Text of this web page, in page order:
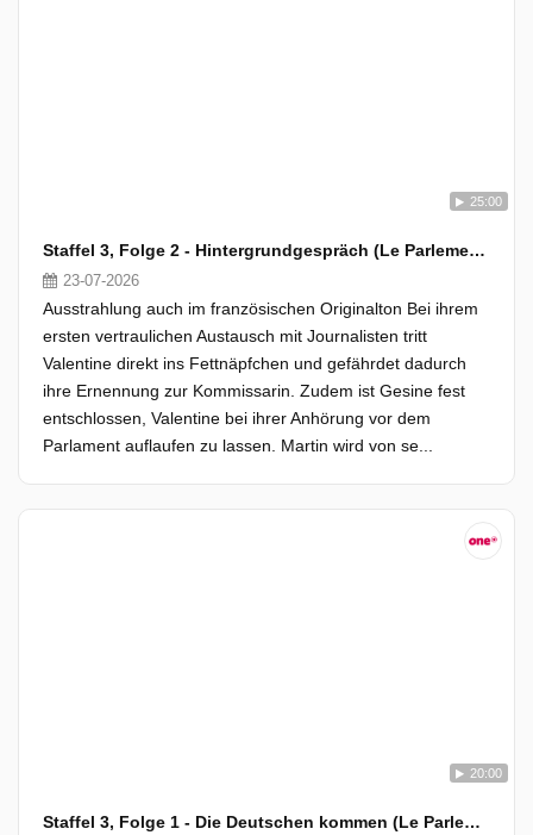
25:00
Staffel 3, Folge 2 - Hintergrundgespräch (Le Parlement)
23-07-2026
Ausstrahlung auch im französischen Originalton Bei ihrem
ersten vertraulichen Austausch mit Journalisten tritt
Valentine direkt ins Fettnäpfchen und gefährdet dadurch
ihre Ernennung zur Kommissarin. Zudem ist Gesine fest
entschlossen, Valentine bei ihrer Anhörung vor dem
Parlament auflaufen zu lassen. Martin wird von se...
20:00
Staffel 3, Folge 1 - Die Deutschen kommen (Le Parlement)